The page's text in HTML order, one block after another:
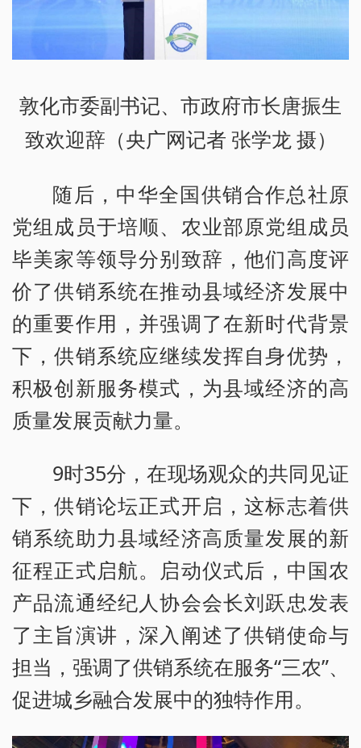
敦化市委副书记、市政府市长唐振生
致欢迎辞（央广网记者 张学龙 摄）
随后，中华全国供销合作总社原
党组成员于培顺、农业部原党组成员
毕美家等领导分别致辞，他们高度评
价了供销系统在推动县域经济发展中
的重要作用，并强调了在新时代背景
下，供销系统应继续发挥自身优势，
积极创新服务模式，为县域经济的高
质量发展贡献力量。
9时35分，在现场观众的共同见证
下，供销论坛正式开启，这标志着供
销系统助力县域经济高质量发展的新
征程正式启航。启动仪式后，中国农
产品流通经纪人协会会长刘跃忠发表
了主旨演讲，深入阐述了供销使命与
担当，强调了供销系统在服务“三农”、
促进城乡融合发展中的独特作用。